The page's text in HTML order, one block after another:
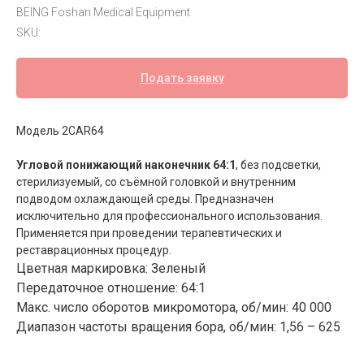
BEING Foshan Medical Equipment
SKU:
Подать заявку
Модель 2CAR64
Угловой понижающий наконечник 64:1, без подсветки,
стерилизуемый, со съёмной головкой и внутренним
подводом охлаждающей среды. Предназначен
исключительно для профессионального использования.
Применяется при проведении терапевтических и
реставрационных процедур.
Цветная маркировка: Зеленый
Передаточное отношение: 64:1
Макс. число оборотов микромотора, об/мин: 40 000
Диапазон частоты вращения бора, об/мин: 1,56 – 625